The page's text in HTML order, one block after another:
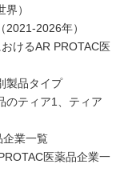
）
2026年）
けるAR PROTAC医
製品タイプ
のティア1、ティア
企業一覧
医薬品企業一